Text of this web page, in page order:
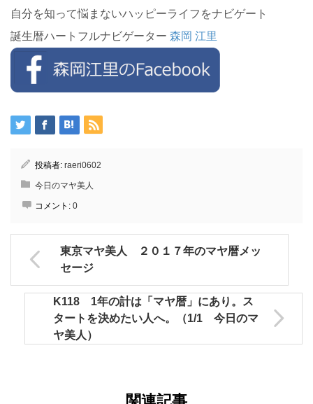
自分を知って悩まないハッピーライフをナビゲート
誕生暦ハートフルナビゲーター 森岡 江里
投稿者: raeri0602
今日のマヤ美人
コメント: 0
東京マヤ美人 ２０１７年のマヤ暦メッ
セージ
K118 1年の計は「マヤ暦」にあり。ス
タートを決めたい人へ。（1/1 今日のマ
ヤ美人）